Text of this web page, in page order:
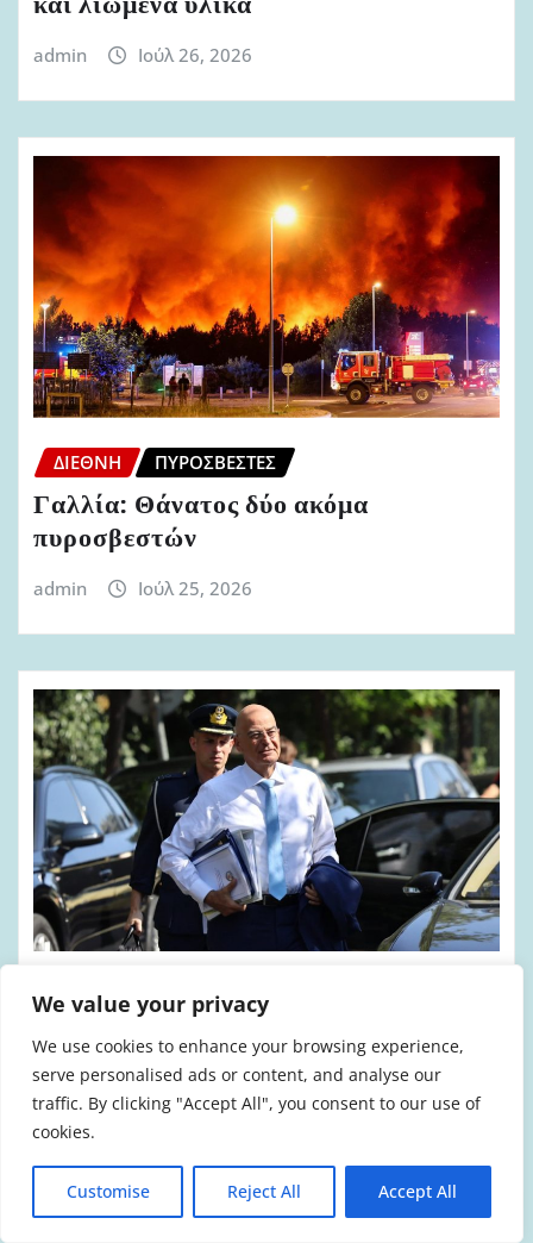
We value your privacy
We use cookies to enhance your browsing experience,
serve personalised ads or content, and analyse our
traffic. By clicking "Accept All", you consent to our use of
cookies.
Customise Reject All Accept All
admin Ιούλ 26, 2026
ΔΙΕΘΝΉ ΠΥΡΟΣΒΈΣΤΕΣ
Γαλλία: Θάνατος δύο ακόμα
πυροσβεστών
admin Ιούλ 25, 2026
ΆΡΘΡΑ-ΑΠΌΨΕΙΣ
ΈΝΟΠΛΕΣ ΔΥΝΆΜΕΙΣ
Μεγάλη Πρόκληση
admin